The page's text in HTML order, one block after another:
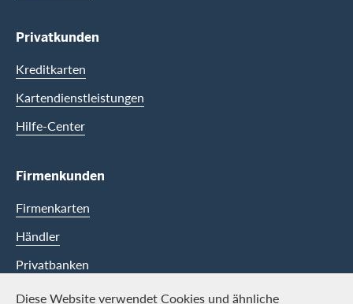
Diese Website verwendet Cookies und ähnliche
Privatkunden
Kreditkarten
Kartendienstleistungen
Hilfe-Center
Firmenkunden
Firmenkarten
Händler
Privatbanken